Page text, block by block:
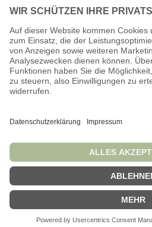
So erreichen Sie uns
Rechtliches
Allgemeines
Offizieller Shop für Händler.
Wir schließen auf dieser
Verbrauchern/